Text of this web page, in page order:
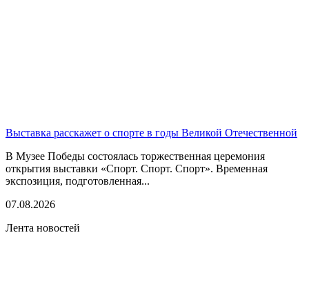
Выставка расскажет о спорте в годы Великой Отечественной
В Музее Победы состоялась торжественная церемония
открытия выставки «Спорт. Спорт. Спорт». Временная
экспозиция, подготовленная...
07.08.2026
Лента новостей